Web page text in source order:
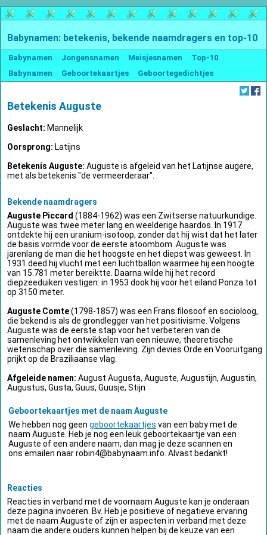
Babynamen: betekenis, bekende naamdragers en top-10
Babynamen Jongensnamen Meisjesnamen
Top-10
Babynamen
Geboortekaartjes Geboortegedichtjes
Betekenis Auguste
Geslacht: Mannelijk
Oorsprong: Latijns
Betekenis Auguste: Auguste is afgeleid van het Latijnse augere,
met als betekenis "de vermeerderaar".
Bekende naamdragers
Auguste Piccard (1884-1962) was een Zwitserse natuurkundige.
Auguste was twee meter lang en weelderige haardos. In 1917
ontdekte hij een uranium-isotoop, zonder dat hij wist dat het later
de basis vormde voor de eerste atoombom. Auguste was
jarenlang de man die het hoogste en het diepst was geweest. In
1931 deed hij vlucht met een luchtballon waarmee hij een hoogte
van 15.781 meter bereiktte. Daarna wilde hij het record
diepzeeduiken vestigen: in 1953 dook hij voor het eiland Ponza tot
op 3150 meter.
Auguste Comte(1798-1857) was een Frans filosoof en socioloog,
die bekend is als de grondlegger van het positivisme. Volgens
Auguste was de eerste stap voor het verbeteren van de
samenleving het ontwikkelen van een nieuwe, theoretische
wetenschap over die samenleving. Zijn devies Orde en Vooruitgang
prijkt op de Braziliaanse vlag.
Afgeleide namen: August Augusta, Auguste, Augustijn, Augustin,
Augustus, Gusta, Guus, Guusje, Stijn
Geboortekaartjes met de naam Auguste
We hebben nog geen geboortekaartjes van een baby met de
naam Auguste. Heb je nog een leuk geboortekaartje van een
Auguste of een andere naam, dan mag je deze scannen en
ons emailen naarrobin4@babynaam.info . Alvast bedankt!
Reacties
Reacties in verband met de voornaam Auguste kan je onderaan
deze pagina invoeren. Bv. Heb je positieve of negatieve ervaring
met de naam Auguste of zijn er aspecten in verband met deze
naam die andere ouders kunnen helpen bij de keuze van een